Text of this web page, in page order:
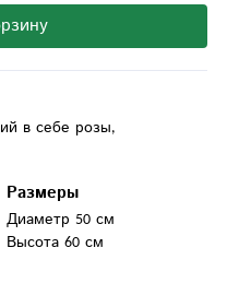
в себе розы,
Размеры
Диаметр 50 см
Высота 60 см